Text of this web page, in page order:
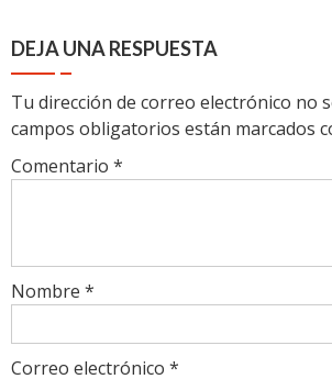
DEJA UNA RESPUESTA
Tu dirección de correo electrónico no
campos obligatorios están marcados
Comentario *
Nombre *
Correo electrónico *